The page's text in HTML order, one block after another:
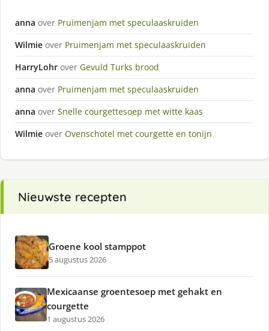
anna over Pruimenjam met speculaaskruiden
Wilmie over Pruimenjam met speculaaskruiden
HarryLohr over Gevuld Turks brood
anna over Pruimenjam met speculaaskruiden
anna over Snelle courgettesoep met witte kaas
Wilmie over Ovenschotel met courgette en tonijn
Nieuwste recepten
Groene kool stamppot
5 augustus 2026
Mexicaanse groentesoep met gehakt en
courgette
1 augustus 2026